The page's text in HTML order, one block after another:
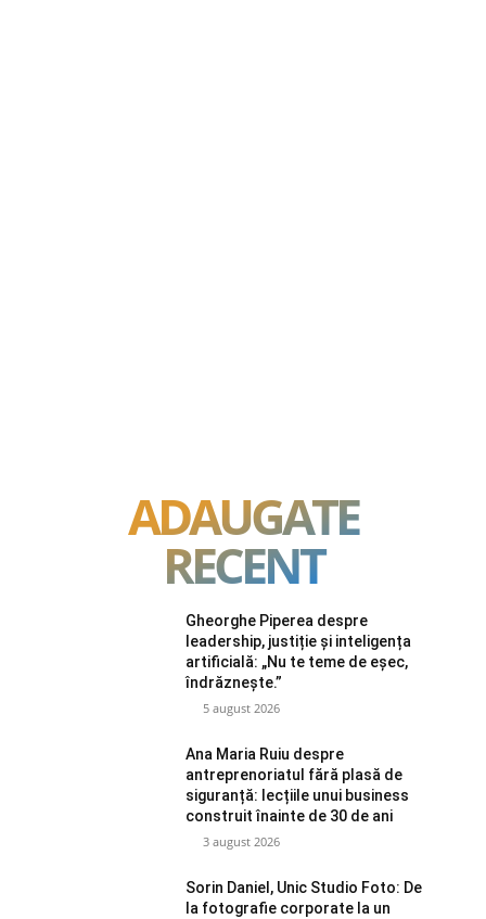
ADAUGATE
RECENT
Gheorghe Piperea despre
leadership, justiție și inteligența
artificială: „Nu te teme de eșec,
îndrăznește.”
5 august 2026
Ana Maria Ruiu despre
antreprenoriatul fără plasă de
siguranță: lecțiile unui business
construit înainte de 30 de ani
3 august 2026
Sorin Daniel, Unic Studio Foto: De
la fotografie corporate la un